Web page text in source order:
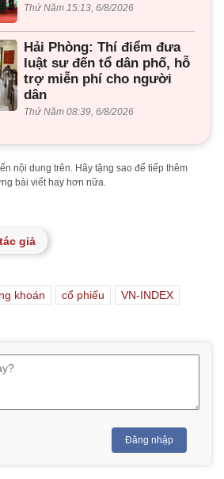
Thứ Năm 15:13, 6/8/2026
Hải Phòng: Thí điểm đưa
luật sư đến tổ dân phố, hỗ
trợ miễn phí cho người
dân
Thứ Năm 08:39, 6/8/2026
nội dung trên. Hãy tặng sao để tiếp thêm
bài viết hay hơn nữa.
giả
khoán cổ phiếu VN-INDEX
Đăng nhập